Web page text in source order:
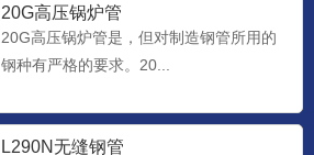
20G高压锅炉管
20G高压锅炉管是，但对制造钢管所用的
钢种有严格的要求。20...
L290N无缝钢管